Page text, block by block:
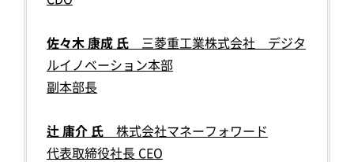
佐々木 康成 氏 三菱重工業株式会社 デジタ
ルイノベーション本部
副本部長
辻 庸介 氏 株式会社マネーフォワード
代表取締役社長 CEO